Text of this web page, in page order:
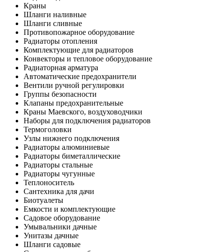
Краны
Шланги наливные
Шланги сливные
Противопожарное оборудование
Радиаторы отопления
Комплектующие для радиаторов
Конвекторы и тепловое оборудование
Радиаторная арматура
Автоматические предохранители
Вентили ручной регулировки
Группы безопасности
Клапаны предохранительные
Краны Маевского, воздуховодчики
Наборы для подключения радиаторов
Термоголовки
Узлы нижнего подключения
Радиаторы алюминиевые
Радиаторы биметаллические
Радиаторы стальные
Радиаторы чугунные
Теплоноситель
Сантехника для дачи
Биотуалеты
Емкости и комплектующие
Садовое оборудование
Умывальники дачные
Унитазы дачные
Шланги садовые